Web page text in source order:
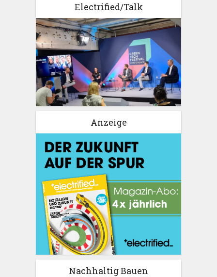
Electrified/Talk
Anzeige
Nachhaltig Bauen